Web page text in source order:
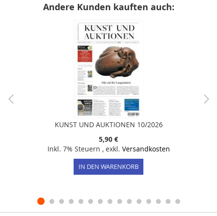
Andere Kunden kauften auch:
KUNST UND AUKTIONEN 10/2026
5,90 €
Inkl. 7% Steuern , exkl. Versandkosten
IN DEN WARENKORB